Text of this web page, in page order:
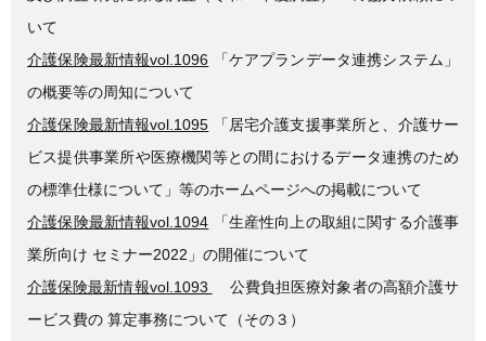
いて
介護保険最新情報vol.1096 「ケアプランデータ連携システム」
の概要等の周知について
介護保険最新情報vol.1095 「居宅介護支援事業所と、介護サー
ビス提供事業所や医療機関等との間におけるデータ連携のため
の標準仕様について」等のホームページへの掲載について
介護保険最新情報vol.1094 「生産性向上の取組に関する介護事
業所向け セミナー2022」の開催について
介護保険最新情報vol.1093
公費負担医療対象者の高額介護サ
ービス費の 算定事務について（その３）